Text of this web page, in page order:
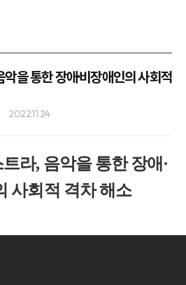
을 통한 장애·비장애인의 사회적
2022.11.24
라, 음악을 통한 장애·
사회적 격차 해소